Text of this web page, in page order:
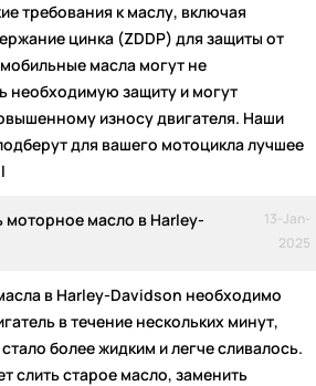
требования к маслу, включая
цинка (ZDDP) для защиты от
масла могут не
необходимую защиту и могут
износу двигателя. Наши
для вашего мотоцикла лучшее
моторное масло в Harley-
13-Jan-
2025
в Harley-Davidson необходимо
в течение нескольких минут,
более жидким и легче сливалось.
слить старое масло, заменить